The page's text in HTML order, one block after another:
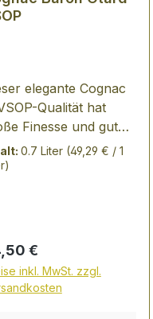
elegante Cognac
Qualität hat
Finesse und gute
In der Nase
er reiche, florale
sich mit
tief goldenen,
Farbe. Ein
Cognac
0.7 Liter (49,29 € / 1
Preis:
€
inkl. MwSt. zzgl.